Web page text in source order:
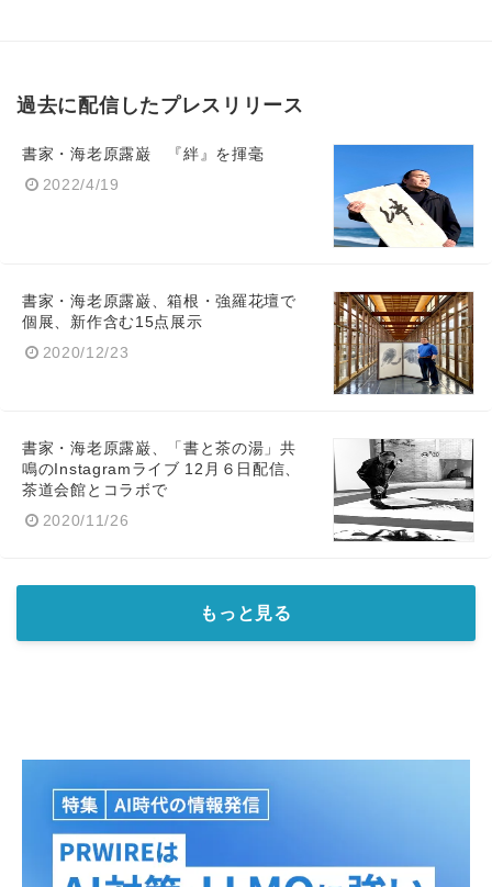
過去に配信したプレスリリース
書家・海老原露巌 『絆』を揮毫
2022/4/19
書家・海老原露巌、箱根・強羅花壇で
個展、新作含む15点展示
2020/12/23
書家・海老原露巌、「書と茶の湯」共
鳴のInstagramライブ 12月６日配信、
茶道会館とコラボで
2020/11/26
もっと見る